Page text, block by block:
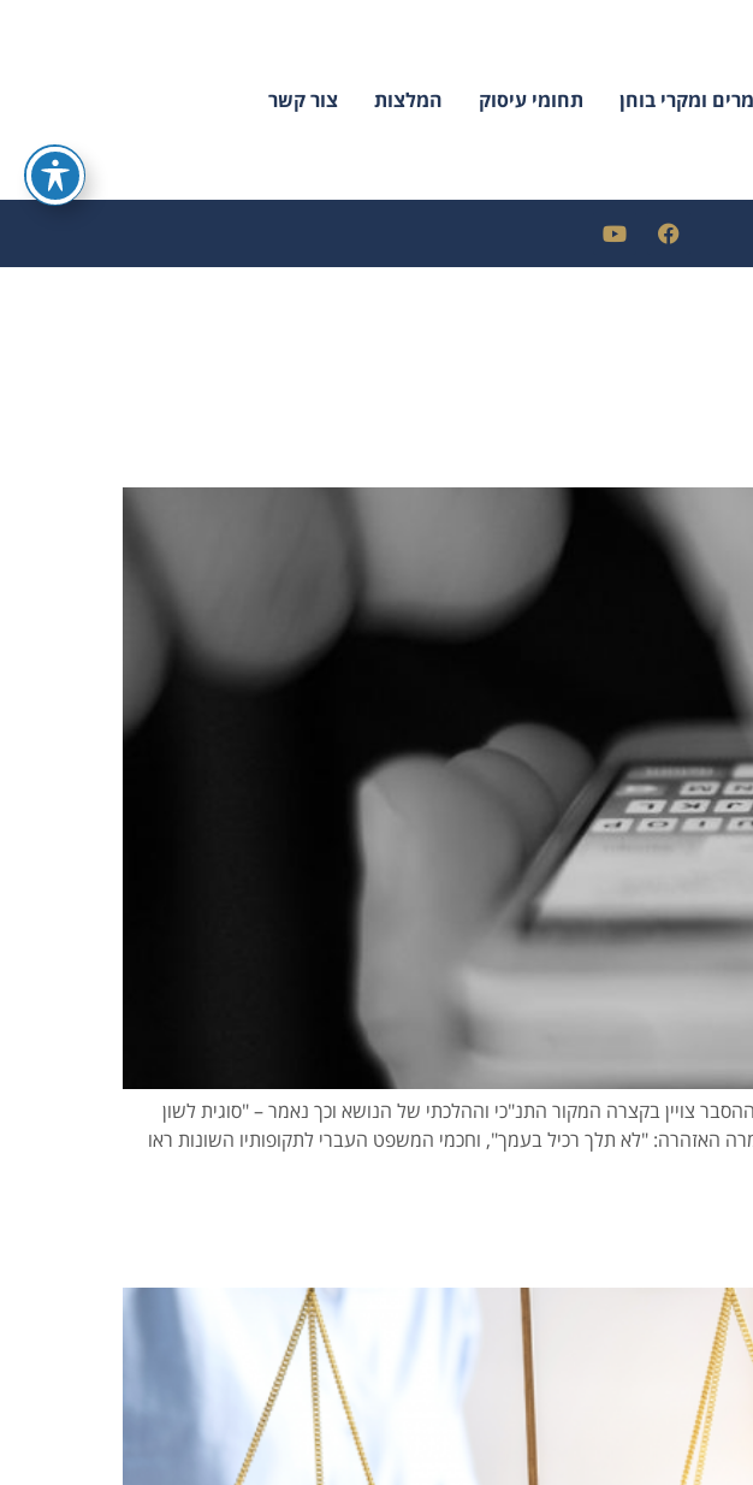
ומקרי בוחן תחומי עיסוק המלצות צור קשר
לחקיקת חוק איסור לשון הרע התפרסמה בה"ח 504 – 26.2.62. בדברי ההסבר צויין בקצרה המקור התנ"כי וההלכתי של הנושא וכך נאמר – "סוגית לשון
האזהרה: "לא תלך רכיל בעמך", וחכמי המשפט העברי לתקופותיו השונות ראו